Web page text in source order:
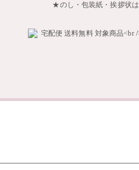
★のし・包装紙・挨拶状は